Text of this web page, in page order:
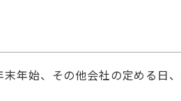
年始、その他会社の定める